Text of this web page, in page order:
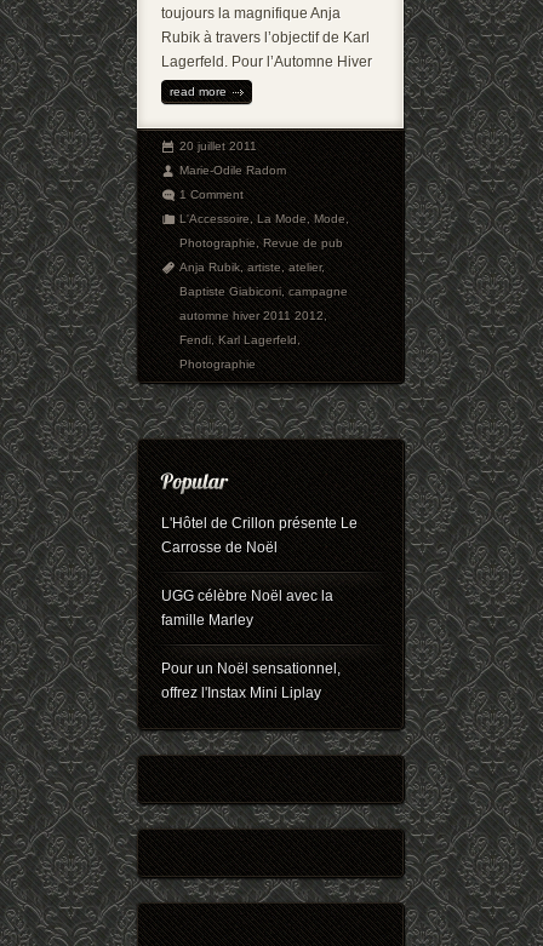
toujours la magnifique Anja
Rubik à travers l’objectif de Karl
Lagerfeld. Pour l’Automne Hiver
read more
20 juillet 2011
Marie-Odile Radom
1 Comment
L'Accessoire,La Mode,Mode,
Photographie,Revue de pub
Anja Rubik,artiste,atelier,
Baptiste Giabiconi,campagne
automne hiver 2011 2012,
Fendi,Karl Lagerfeld,
Photographie
L'Hôtel de Crillon présente Le
Carrosse de Noël
UGG célèbre Noël avec la
famille Marley
Pour un Noël sensationnel,
offrez l'Instax Mini Liplay